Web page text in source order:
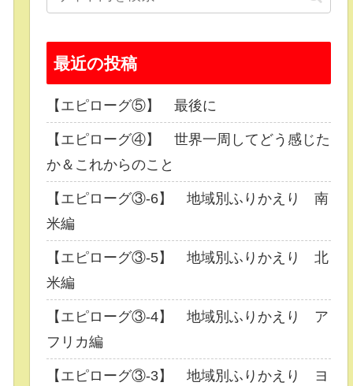
最近の投稿
【エピローグ⑤】 最後に
【エピローグ④】 世界一周してどう感じた
か＆これからのこと
【エピローグ③-6】 地域別ふりかえり 南
米編
【エピローグ③-5】 地域別ふりかえり 北
米編
【エピローグ③-4】 地域別ふりかえり ア
フリカ編
【エピローグ③-3】 地域別ふりかえり ヨ